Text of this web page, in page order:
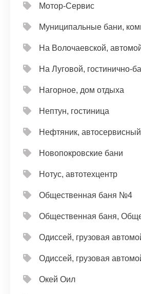
Мотор-Сервис
Муниципальные бани,
На Волочаевской,
На Луговой, гостинично-
Нагорное, дом отдыха
Нептун, гостиница
Нефтяник,
Новопокровские бани
Нотус, автотехцентр
Общественная баня №4
Общественная баня,
Одиссей, грузовая
Одиссей, грузовая
Окей Оил